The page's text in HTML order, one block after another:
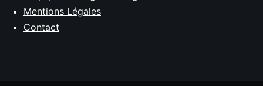
Mentions Légales
Contact